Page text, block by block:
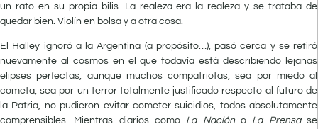
un rato en su propia bilis. La realeza era la realeza y se trataba de
quedar bien. Violín en bolsa y a otra cosa.
El Halley ignoró a la Argentina (a propósito…), pasó cerca y se retiró
nuevamente al cosmos en el que todavía está describiendo lejanas
elipses perfectas, aunque muchos compatriotas, sea por miedo al
cometa, sea por un terror totalmente justificado respecto al futuro de
la Patria, no pudieron evitar cometer suicidios, todos absolutamente
comprensibles. Mientras diarios como La Nacióno La Prensase